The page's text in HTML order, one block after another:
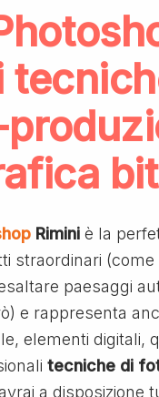
Rimini è la
straordinari
paesaggi
e rappresenta
elementi digitali,
tecniche di
a